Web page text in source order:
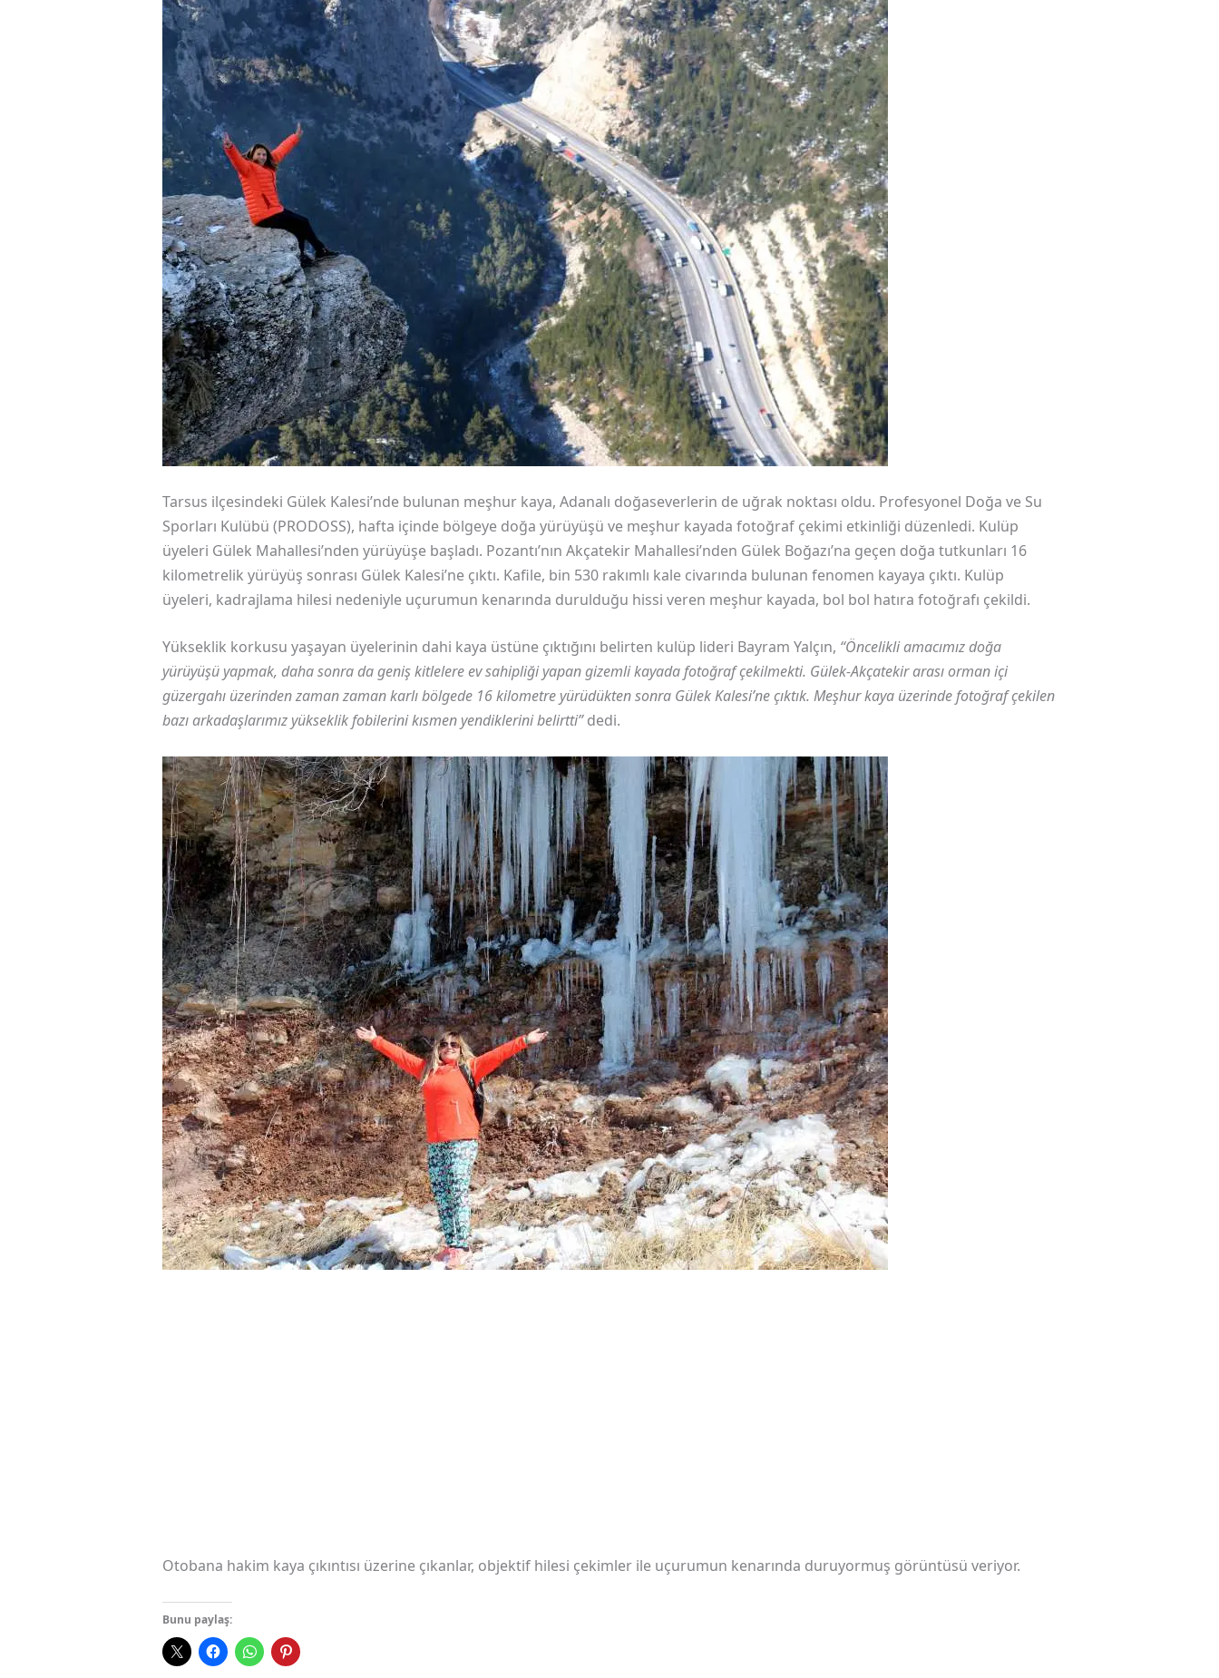
Tarsus ilçesindeki Gülek Kalesi’nde bulunan meşhur kaya, Adanalı doğaseverlerin de uğrak noktası oldu. Profesyonel Doğa ve Su
Sporları Kulübü (PRODOSS), hafta içinde bölgeye doğa yürüyüşü ve meşhur kayada fotoğraf çekimi etkinliği düzenledi. Kulüp
üyeleri Gülek Mahallesi’nden yürüyüşe başladı. Pozantı’nın Akçatekir Mahallesi’nden Gülek Boğazı’na geçen doğa tutkunları 16
kilometrelik yürüyüş sonrası Gülek Kalesi’ne çıktı. Kafile, bin 530 rakımlı kale civarında bulunan fenomen kayaya çıktı. Kulüp
üyeleri, kadrajlama hilesi nedeniyle uçurumun kenarında durulduğu hissi veren meşhur kayada, bol bol hatıra fotoğrafı çekildi.
Yükseklik korkusu yaşayan üyelerinin dahi kaya üstüne çıktığını belirten kulüp lideri Bayram Yalçın, “Öncelikli amacımız doğa
yürüyüşü yapmak, daha sonra da geniş kitlelere ev sahipliği yapan gizemli kayada fotoğraf çekilmekti. Gülek-Akçatekir arası orman içi
güzergahı üzerinden zaman zaman karlı bölgede 16 kilometre yürüdükten sonra Gülek Kalesi’ne çıktık. Meşhur kaya üzerinde fotoğraf çekilen
bazı arkadaşlarımız yükseklik fobilerini kısmen yendiklerini belirtti”dedi.
Otobana hakim kaya çıkıntısı üzerine çıkanlar, objektif hilesi çekimler ile uçurumun kenarında duruyormuş görüntüsü veriyor.
Bunu paylaş: